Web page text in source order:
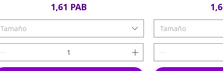
Precio
1,61 PAB
Tamaño Tamaño